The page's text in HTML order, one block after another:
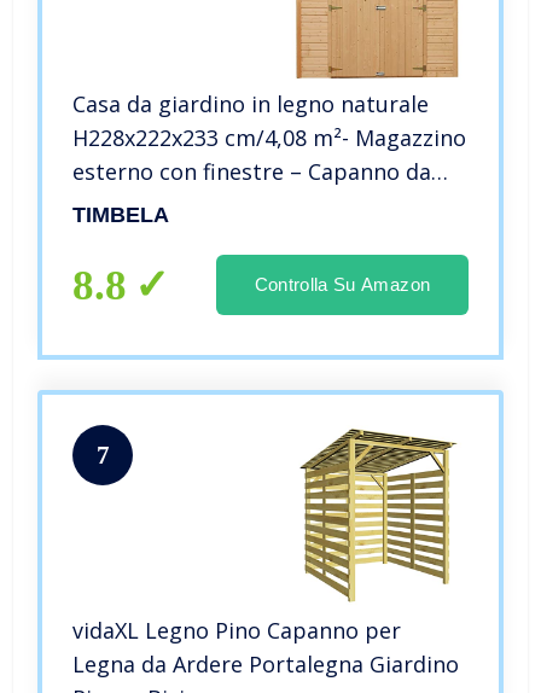
Casa da giardino in legno naturale
H228x222x233 cm/4,08 m²- Magazzino
esterno con finestre – Capanno da
giardino – Bici, Deposito attrezzi e
TIMBELA
8.8 Controlla Su Amazon
7
vidaXL Legno Pino Capanno per
Legna da Ardere Portalegna Giardino